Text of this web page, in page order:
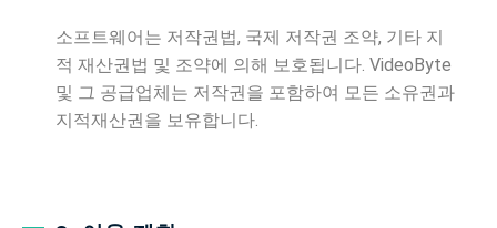
소프트웨어는 저작권법, 국제 저작권 조약, 기타 지
적 재산권법 및 조약에 의해 보호됩니다. VideoByte
및 그 공급업체는 저작권을 포함하여 모든 소유권과
지적재산권을 보유합니다.